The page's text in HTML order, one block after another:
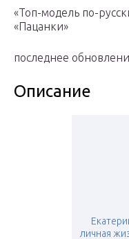
«Топ-модель по-
«Пацанки»
последнее
Описание
личная